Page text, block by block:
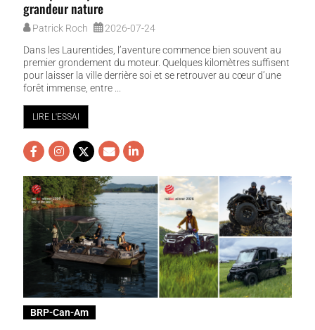
grandeur nature
Patrick Roch
2026-07-24
Dans les Laurentides, l’aventure commence bien souvent au
premier grondement du moteur. Quelques kilomètres suffisent
pour laisser la ville derrière soi et se retrouver au cœur d’une
forêt immense, entre ...
LIRE L'ESSAI
BRP-Can-Am